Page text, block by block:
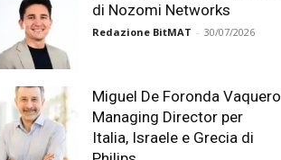
di Nozomi Networks
Redazione BitMAT - 30/07/2026
Miguel De Foronda Vaquero
Managing Director per
Italia, Israele e Grecia di